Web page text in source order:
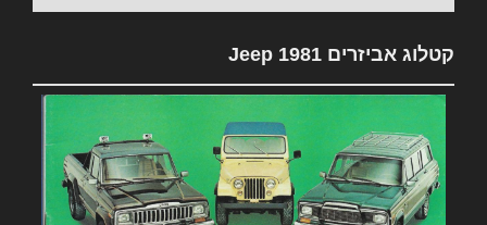
קטלוג אביזרים 1981 Jeep